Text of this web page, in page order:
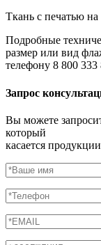
Ткань с печатью на
Подробные
размер или вид
телефону 8 800
Запрос
Вы можете
который
касается